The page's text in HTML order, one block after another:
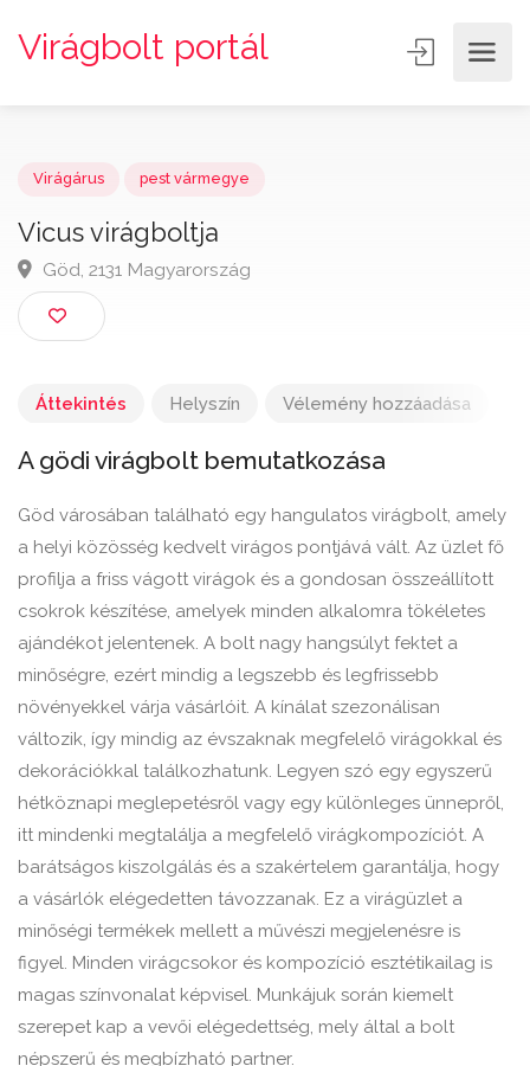
Virágbolt portál
Vicus virágboltja
Göd, 2131 Magyarország
Áttekintés Helyszín Vélemény hozzáadása
A gödi virágbolt bemutatkozása
Göd városában található egy hangulatos virágbolt, amely
a helyi közösség kedvelt virágos pontjává vált. Az üzlet fő
profilja a friss vágott virágok és a gondosan összeállított
csokrok készítése, amelyek minden alkalomra tökéletes
ajándékot jelentenek. A bolt nagy hangsúlyt fektet a
minőségre, ezért mindig a legszebb és legfrissebb
növényekkel várja vásárlóit. A kínálat szezonálisan
változik, így mindig az évszaknak megfelelő virágokkal és
dekorációkkal találkozhatunk. Legyen szó egy egyszerű
hétköznapi meglepetésről vagy egy különleges ünnepről,
itt mindenki megtalálja a megfelelő virágkompozíciót. A
barátságos kiszolgálás és a szakértelem garantálja, hogy
a vásárlók elégedetten távozzanak. Ez a virágüzlet a
minőségi termékek mellett a művészi megjelenésre is
figyel. Minden virágcsokor és kompozíció esztétikailag is
magas színvonalat képvisel. Munkájuk során kiemelt
szerepet kap a vevői elégedettség, mely által a bolt
népszerű és megbízható partner.